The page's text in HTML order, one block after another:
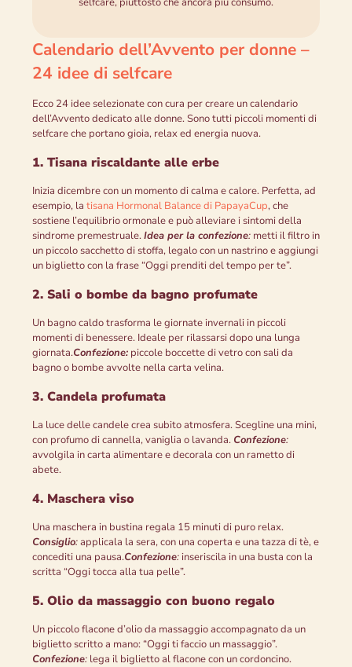
Calendario dell’Avvento per donne –
24 idee di selfcare
Ecco 24 idee selezionate con cura per creare un calendario
dell’Avvento dedicato alle donne. Sono tutti piccoli momenti di
selfcare che portano gioia, relax ed energia nuova.
1. Tisana riscaldante alle erbe
Inizia dicembre con un momento di calma e calore. Perfetta, ad
esempio, la tisana Hormonal Balance di PapayaCup, che
sostiene l’equilibrio ormonale e può alleviare i sintomi della
sindrome premestruale.Idea per la confezione:metti il filtro in
un piccolo sacchetto di stoffa, legalo con un nastrino e aggiungi
un biglietto con la frase “Oggi prenditi del tempo per te”.
2. Sali o bombe da bagno profumate
Un bagno caldo trasforma le giornate invernali in piccoli
momenti di benessere. Ideale per rilassarsi dopo una lunga
giornata.Confezione:piccole boccette di vetro con sali da
bagno o bombe avvolte nella carta velina.
3. Candela profumata
La luce delle candele crea subito atmosfera. Scegline una mini,
con profumo di cannella, vaniglia o lavanda. Confezione:
avvolgila in carta alimentare e decorala con un rametto di
abete.
4. Maschera viso
Una maschera in bustina regala 15 minuti di puro relax.
Consiglio:applicala la sera, con una coperta e una tazza di tè, e
concediti una pausa.Confezione:inseriscila in una busta con la
scritta “Oggi tocca alla tua pelle”.
5. Olio da massaggio con buono regalo
Un piccolo flacone d’olio da massaggio accompagnato da un
biglietto scritto a mano: “Oggi ti faccio un massaggio”.
Confezione:lega il biglietto al flacone con un cordoncino.